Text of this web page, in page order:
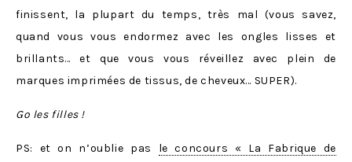
finissent, la plupart du temps, très mal (vous savez,
quand vous vous endormez avec les ongles lisses et
brillants… et que vous vous réveillez avec plein de
marques imprimées de tissus, de cheveux… SUPER).
Go les filles !
PS: et on n’oublie pas le concours « La Fabrique de